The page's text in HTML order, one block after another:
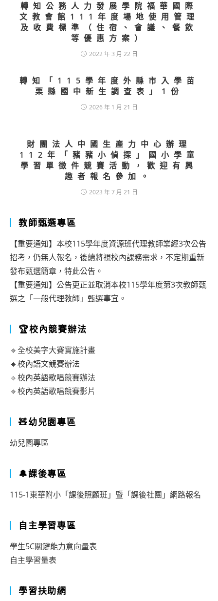
轉知公務人力發展學院福華國際
文教會館111年度場地使用管理
及收費標準（住宿、會議、餐飲
等優惠方案）
2022 年 3 月 22 日
轉知「115學年度外縣市入學苗
栗縣國中新生調查表」1份
2026 年 1 月 21 日
財團法人中國生產力中心辦理
112年「豬豬小偵探」國小學童
學習單徵件競賽活動，歡迎有興
趣者報名參加。
2023 年 7 月 21 日
教師甄選專區
【重要通知】本校115學年度資源班代理教師業經3次公告
招考，仍無人報名，後續將視校內課務需求，不定期重新
發布甄選簡章，特此公告。
【重要通知】公告更正並取消本校115學年度第3次教師甄
選之「一般代理教師」甄選事宜。
🏆校內競賽辦法
🔹全校美字大賽實施計畫
🔹校內語文競賽辦法
🔹校內英語歌唱競賽辦法
🔹校內英語歌唱競賽影片
🧸幼兒園專區
幼兒園專區
🔔課後專區
115-1東華附小「課後照顧班」暨「課後社團」網路報名
自主學習專區
學生5C關鍵能力意向量表
自主學習量表
學習扶助網